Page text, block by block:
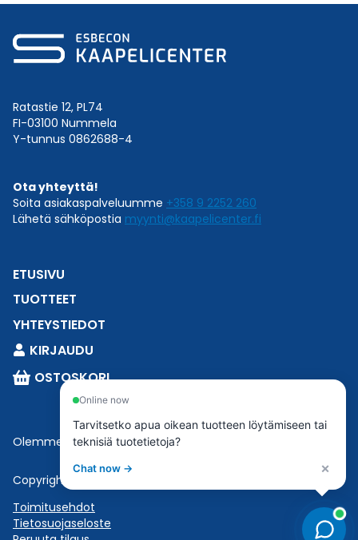
Ratastie 12, PL74
FI-03100 Nummela
Y-tunnus 0862688-4
Ota yhteyttä!
Soita asiakaspalveluumme +358 9 2252 260
Lähetä sähköpostia myynti@kaapelicenter.fi
ETUSIVU
TUOTTEET
YHTEYSTIEDOT
KIRJAUDU
OSTOSKORI
Olemme osaEsbeconia.
Copyright © 2023 Esbecon | All Rights Reserved
Toimitusehdot
Tietosuojaseloste
Online now
Tarvitsetko apua oikean tuotteen löytämiseen tai
teknisiä tuotetietoja?
Chat now → ×